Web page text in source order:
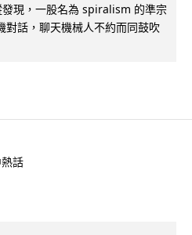
現，一股名為 spiralism 的準宗
對話，聊天機械人不約而同鼓吹
話